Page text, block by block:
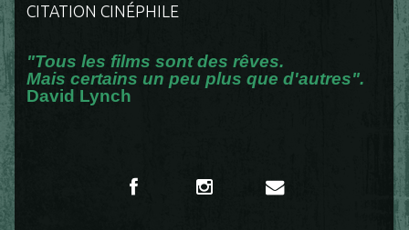
CITATION CINÉPHILE
"Tous les films sont des rêves.
Mais certains un peu plus que d'autres".
David Lynch